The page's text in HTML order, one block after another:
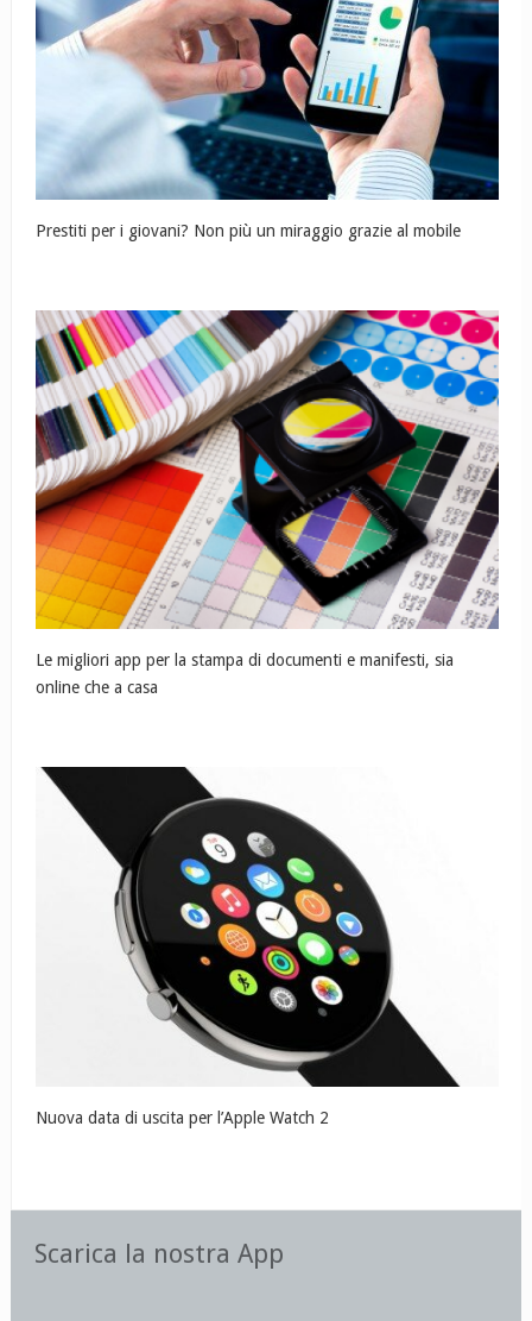
Prestiti per i giovani? Non più un miraggio grazie al mobile
Le migliori app per la stampa di documenti e manifesti, sia
online che a casa
Nuova data di uscita per l’Apple Watch 2
Scarica la nostra App